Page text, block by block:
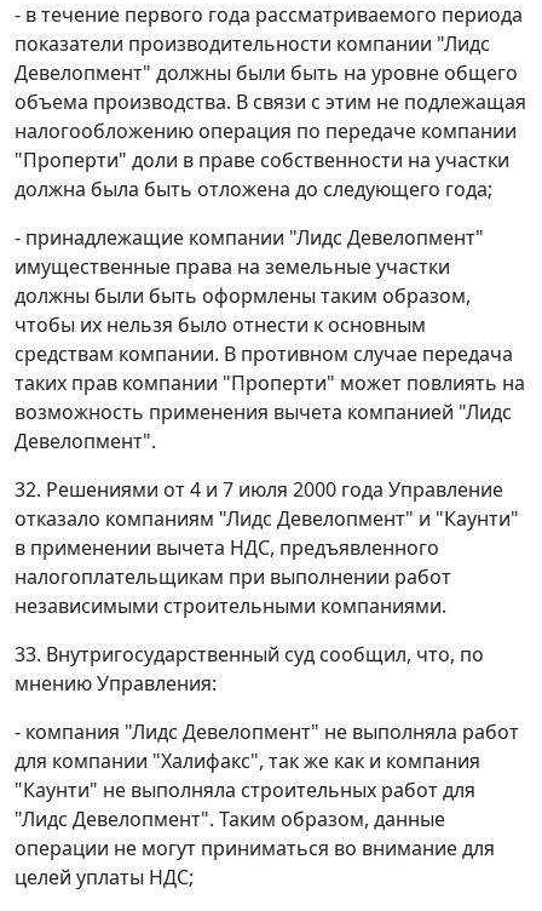
- в течение первого года рассматриваемого периода
показатели производительности компании "Лидс
Девелопмент" должны были быть на уровне общего
объема производства. В связи с этим не подлежащая
налогообложению операция по передаче компании
"Проперти" доли в праве собственности на участки
должна была быть отложена до следующего года;
- принадлежащие компании "Лидс Девелопмент"
имущественные права на земельные участки
должны были быть оформлены таким образом,
чтобы их нельзя было отнести к основным
средствам компании. В противном случае передача
таких прав компании "Проперти" может повлиять на
возможность применения вычета компанией "Лидс
Девелопмент".
32. Решениями от 4 и 7 июля 2000 года Управление
отказало компаниям "Лидс Девелопмент" и "Каунти"
в применении вычета НДС, предъявленного
налогоплательщикам при выполнении работ
независимыми строительными компаниями.
33. Внутригосударственный суд сообщил, что, по
мнению Управления:
- компания "Лидс Девелопмент" не выполняла работ
для компании "Халифакс", так же как и компания
"Каунти" не выполняла строительных работ для
"Лидс Девелопмент". Таким образом, данные
операции не могут приниматься во внимание для
целей уплаты НДС;